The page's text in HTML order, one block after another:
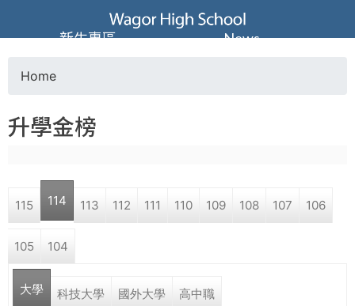
Jump to navigation
葳
格
高
學
o
a
r
e
Home
升學金榜
115 114 113 112 111 110 109 108 107 106
105 104
大學 科技大學 國外大學 高中職
新生專區 News